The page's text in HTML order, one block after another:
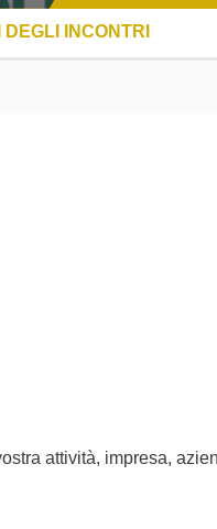
INCONTRI
attività, impresa,